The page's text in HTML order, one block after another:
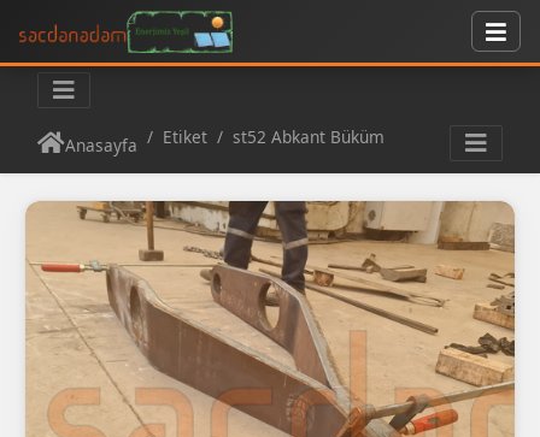
Anasayfa Etiket st52 Abkant Büküm